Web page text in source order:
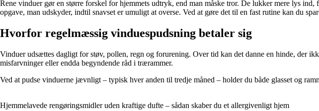
Rene vinduer gør en større forskel for hjemmets udtryk, end man måske tror. De lukker mere lys
opgave, man udskyder, indtil snavset er umuligt at overse. Ved at gøre det til en fast rutine kan du
Hvorfor regelmæssig vinduespudsning betaler sig
Vinduer udsættes dagligt for støv, pollen, regn og forurening. Over tid kan det danne en hinde, der
misfarvninger eller endda begyndende råd i trærammer.
Ved at pudse vinduerne jævnligt – typisk hver anden til tredje måned – holder du både glasset og
Hjemmelavede rengøringsmidler uden kraftige dufte – sådan skaber du et allergivenligt hjem